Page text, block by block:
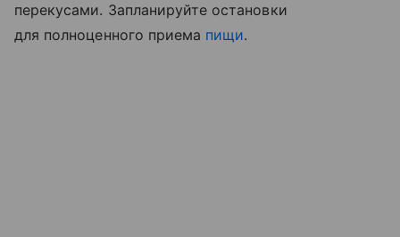
перекусами. Запланируйте остановки
для полноценного приема пищи.